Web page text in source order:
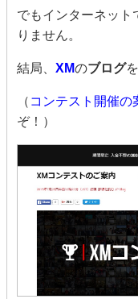
でもインターネット
りません。
結局、 XMのブログ
（ コンテスト開催の
ぞ！）